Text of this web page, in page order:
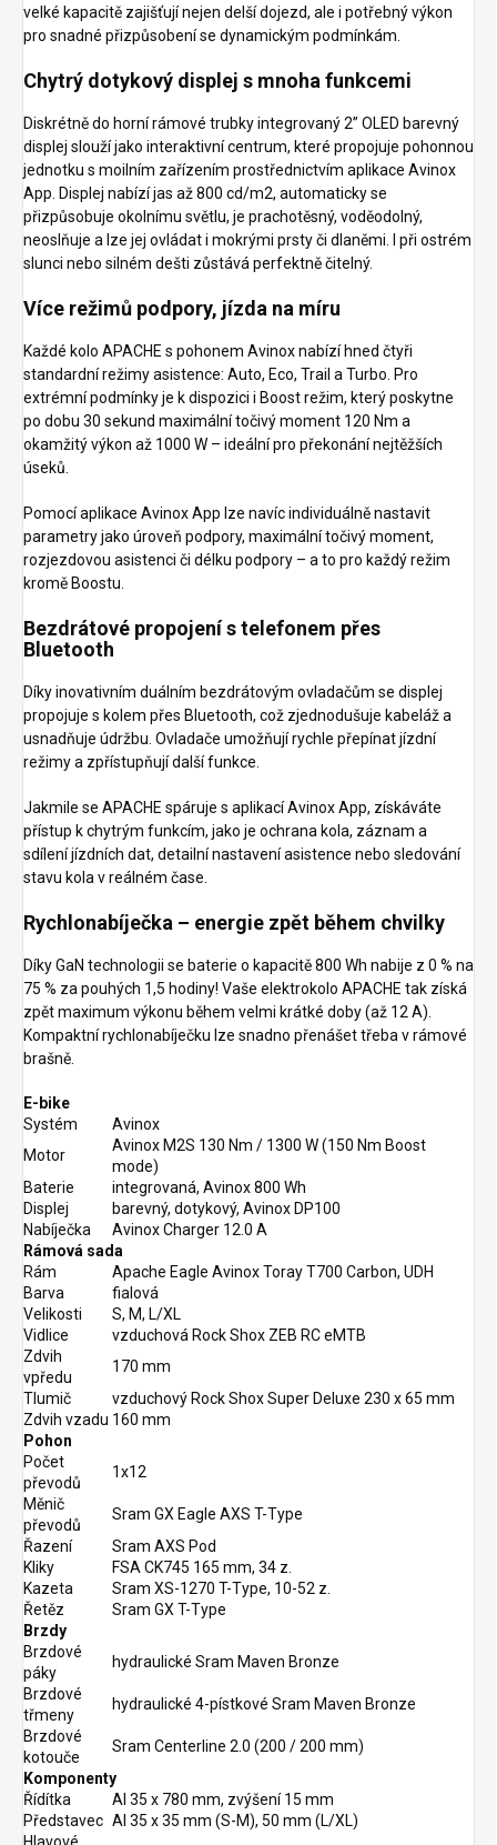
velké kapacitě zajišťují nejen delší dojezd, ale i potřebný výkon
pro snadné přizpůsobení se dynamickým podmínkám.
Chytrý dotykový displej s mnoha funkcemi
Diskrétně do horní rámové trubky integrovaný 2” OLED barevný
displej slouží jako interaktivní centrum, které propojuje pohonnou
jednotku s mo­ilním zařízením prostřednictvím aplikace Avinox
App. Displej nabízí jas až 800 cd/m2, automaticky se
přizpůsobuje okolnímu světlu, je prachotěsný, voděodolný,
neoslňuje a lze jej ovládat i mokrými prsty či dlaněmi. I při ostrém
slunci nebo silném dešti zůstává perfektně čitelný.
Více režimů podpory, jízda na míru
Každé kolo APACHE s pohonem Avinox nabízí hned čtyři
standardní režimy asistence: Auto, Eco, Trail a Turbo. Pro
extrémní podmínky je k dispozici i Boost režim, který poskytne
po dobu 30 sekund maximální točivý moment 120 Nm a
okamžitý výkon až 1000 W – ideální pro překonání nejtěžších
úseků.
Pomocí aplikace Avinox App lze navíc individuálně nastavit
parametry jako úroveň podpory, maximální točivý moment,
rozjezdovou asistenci či délku podpory – a to pro každý režim
kromě Boostu.
Bezdrátové propojení s telefonem přes
Bluetooth
Díky inovativním duálním bezdrátovým ovladačům se displej
propojuje s kolem přes Bluetooth, což zjednodušuje kabeláž a
usnadňuje údržbu. Ovladače umožňují rychle přepínat jízdní
režimy a zpřístupňují další funkce.
Jakmile se APACHE spáruje s aplikací Avinox App, získáváte
přístup k chytrým funkcím, jako je ochrana kola, záznam a
sdílení jízdních dat, detailní nastavení asistence nebo sledování
stavu kola v reálném čase.
Rychlonabíječka – ener­gie zpět během chvilky
Díky GaN technologii se baterie o kapacitě 800 Wh nabije z 0 % na
75 % za pouhých 1,5 hodiny! Vaše elektrokolo APACHE tak získá
zpět maximum výkonu během velmi krátké doby (až 12 A).
Kompaktní rychlonabíječku lze snadno přenášet třeba v rámové
brašně.
E-bike
Systém
Avinox
Motor
Avinox M2S 130 Nm / 1300 W (150 Nm Boost
mode)
Baterie
integrovaná, Avinox 800 Wh
Displej
barevný, dotykový, Avinox DP100
Nabíječka
Avinox Charger 12.0 A
Rámová sada
Rám
Apache Eagle Avinox Toray T700 Carbon, UDH
Barva
fialová
Velikosti
S, M, L/XL
Vidlice
vzduchová Rock Shox ZEB RC eMTB
Zdvih
vpředu
170 mm
Tlumič
vzduchový Rock Shox Super Deluxe 230 x 65 mm
Zdvih vzadu 160 mm
Pohon
Počet
převodů
1x12
Měnič
převodů
Sram GX Eagle AXS T-Type
Řazení
Sram AXS Pod
Kliky
FSA CK745 165 mm, 34 z.
Kazeta
Sram XS-1270 T-Type, 10-52 z.
Řetěz
Sram GX T-Type
Brzdy
Brzdové
páky
hydraulické Sram Maven Bronze
Brzdové
třmeny
hydraulické 4-pístkové Sram Maven Bronze
Brzdové
kotouče
Sram Centerline 2.0 (200 / 200 mm)
Komponenty
Řídítka
Al 35 x 780 mm, zvýšení 15 mm
Představec Al 35 x 35 mm (S-M), 50 mm (L/XL)